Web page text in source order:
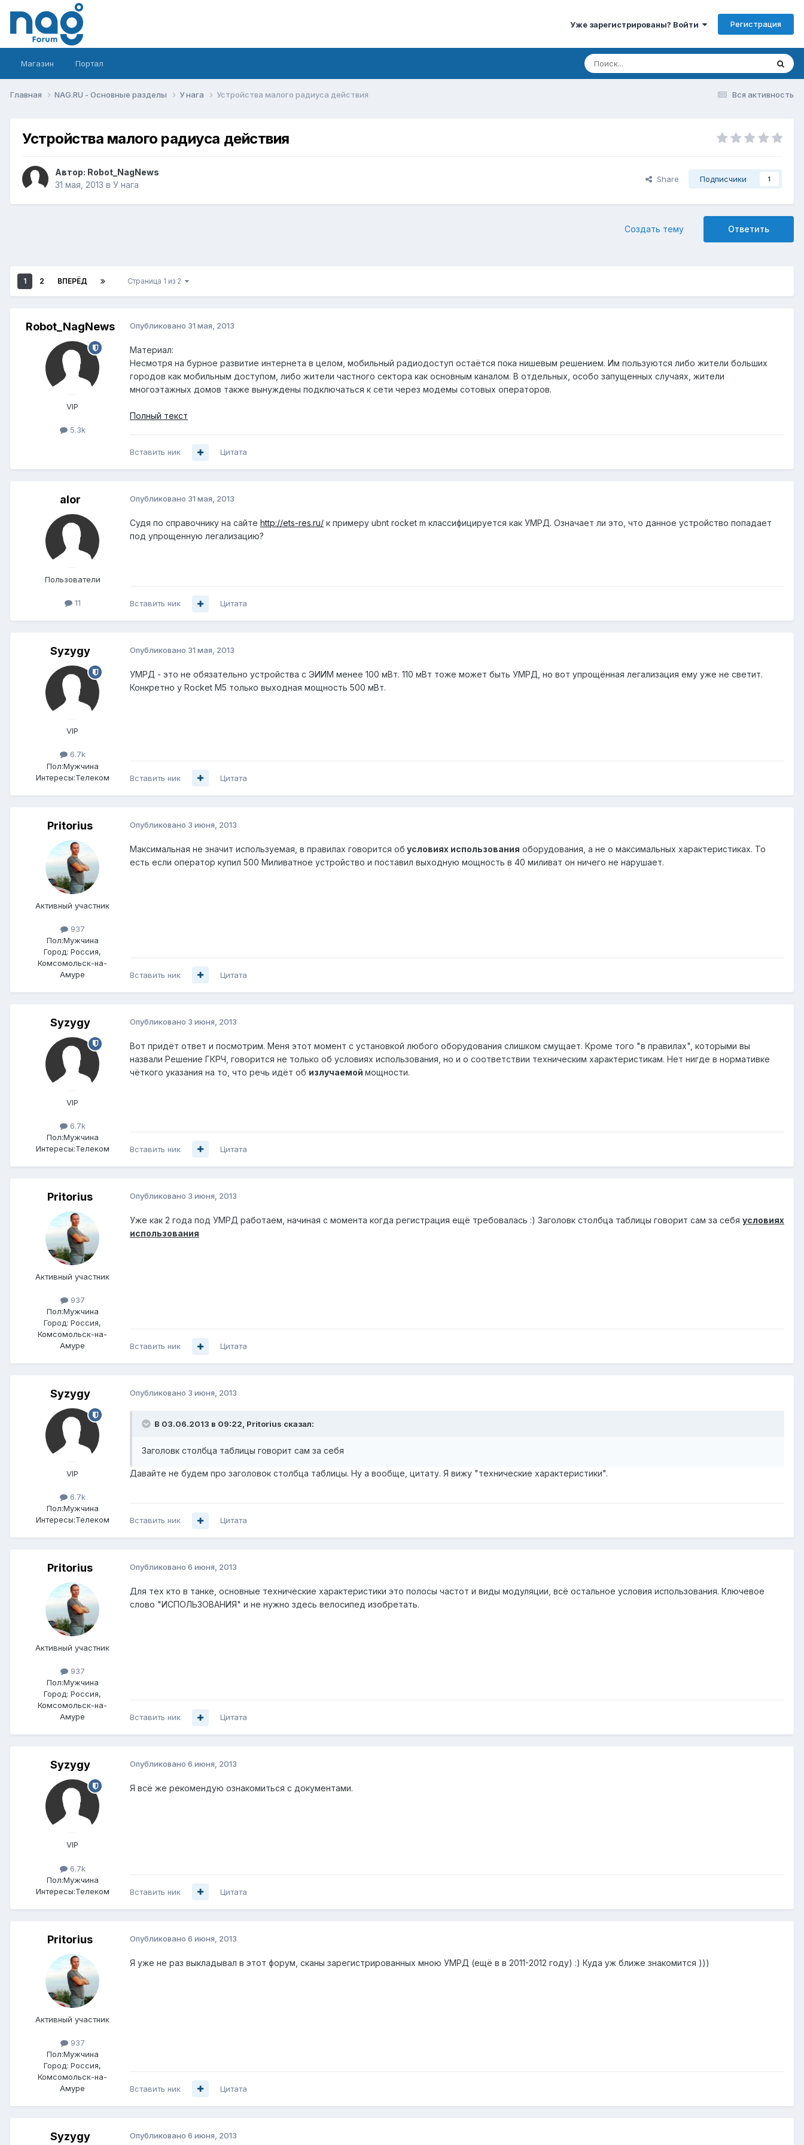
Уже зарегистрированы? Войти Регистрация
Магазин Портал
Вся активность
Главная NAG.RU - Основные разделы У нага Устройства малого радиуса действия
Устройства малого радиуса действия
Автор: Robot_NagNews
31 мая, 2013 в У нага
Share Подписчики 1
Ответить
Создать тему
1 2 ВПЕРЁД Страница 1 из 2
Robot_NagNews
VIP
5.3k
Опубликовано 31 мая, 2013
Материал:
Несмотря на бурное развитие интернета в целом, мобильный радиодоступ остаётся пока нишевым решением. Им пользуются либо жители больших
городов как мобильным доступом, либо жители частного сектора как основным каналом. В отдельных, особо запущенных случаях, жители
многоэтажных домов также вынуждены подключаться к сети через модемы сотовых операторов.
Полный текст
Вставить ник Цитата
alor
Пользователи
11
Опубликовано 31 мая, 2013
Судя по справочнику на сайте http://ets-res.ru/ к примеру ubnt rocket m классифицируется как УМРД. Означает ли это, что данное устройство попадает
под упрощенную легализацию?
Вставить ник Цитата
Syzygy
VIP
6.7k
Пол:Мужчина
Интересы:Телеком
Опубликовано 31 мая, 2013
УМРД - это не обязательно устройства с ЭИИМ менее 100 мВт. 110 мВт тоже может быть УМРД, но вот упрощённая легализация ему уже не светит.
Конкретно у Rocket M5 только выходная мощность 500 мВт.
Вставить ник Цитата
Pritorius
Активный участник
937
Пол:Мужчина
Город: Россия,
Комсомольск-на-
Амуре
Опубликовано 3 июня, 2013
Максимальная не значит используемая, в правилах говорится об условиях использования оборудования, а не о максимальных характеристиках. То
есть если оператор купил 500 Миливатное устройство и поставил выходную мощность в 40 миливат он ничего не нарушает.
Вставить ник Цитата
Syzygy
VIP
6.7k
Пол:Мужчина
Интересы:Телеком
Опубликовано 3 июня, 2013
Вот придёт ответ и посмотрим. Меня этот момент с установкой любого оборудования слишком смущает. Кроме того "в правилах", которыми вы
назвали Решение ГКРЧ, говорится не только об условиях использования, но и о соответствии техническим характеристикам. Нет нигде в нормативке
чёткого указания на то, что речь идёт об излучаемой мощности.
Вставить ник Цитата
Pritorius
Активный участник
937
Пол:Мужчина
Город: Россия,
Комсомольск-на-
Амуре
Опубликовано 3 июня, 2013
Уже как 2 года под УМРД работаем, начиная с момента когда регистрация ещё требовалась :) Заголовк столбца таблицы говорит сам за себя условиях
использования
Вставить ник Цитата
Syzygy
VIP
6.7k
Пол:Мужчина
Интересы:Телеком
Опубликовано 3 июня, 2013
В 03.06.2013 в 09:22, Pritorius сказал:
Заголовк столбца таблицы говорит сам за себя
Давайте не будем про заголовок столбца таблицы. Ну а вообще, цитату. Я вижу "технические характеристики".
Вставить ник Цитата
Pritorius
Активный участник
937
Пол:Мужчина
Город: Россия,
Комсомольск-на-
Амуре
Опубликовано 6 июня, 2013
Для тех кто в танке, основные технические характеристики это полосы частот и виды модуляции, всё остальное условия использования. Ключевое
слово "ИСПОЛЬЗОВАНИЯ" и не нужно здесь велосипед изобретать.
Вставить ник Цитата
Syzygy
VIP
6.7k
Пол:Мужчина
Интересы:Телеком
Опубликовано 6 июня, 2013
Я всё же рекомендую ознакомиться с документами.
Вставить ник Цитата
Pritorius
Активный участник
937
Пол:Мужчина
Город: Россия,
Комсомольск-на-
Амуре
Опубликовано 6 июня, 2013
Я уже не раз выкладывал в этот форум, сканы зарегистрированных мною УМРД (ещё в в 2011-2012 году) :) Куда уж ближе знакомится )))
Вставить ник Цитата
Syzygy Опубликовано 6 июня, 2013